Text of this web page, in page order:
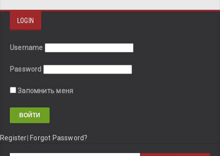
LOGIN
Username
Password
Запомнить меня
Register Forgot Password?